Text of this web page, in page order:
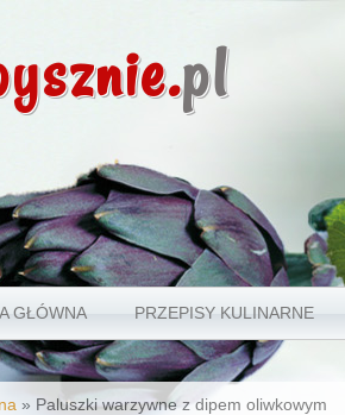
pl
GŁÓWNA PRZEPISY KULINARNE
» Paluszki warzywne z dipem oliwkowym